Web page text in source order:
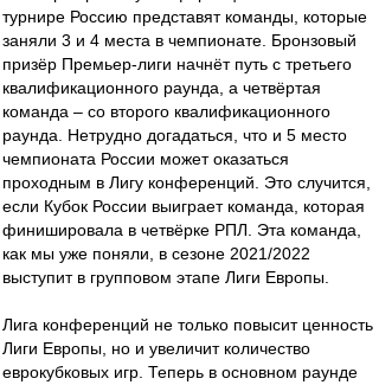
турнире Россию представят команды, которые
заняли 3 и 4 места в чемпионате. Бронзовый
призёр Премьер-лиги начнёт путь с третьего
квалификационного раунда, а четвёртая
команда – со второго квалификационного
раунда. Нетрудно догадаться, что и 5 место
чемпионата России может оказаться
проходным в Лигу конференций. Это случится,
если Кубок России выиграет команда, которая
финишировала в четвёрке РПЛ. Эта команда,
как мы уже поняли, в сезоне 2021/2022
выступит в групповом этапе Лиги Европы.
Лига конференций не только повысит ценность
Лиги Европы, но и увеличит количество
еврокубковых игр. Теперь в основном раунде